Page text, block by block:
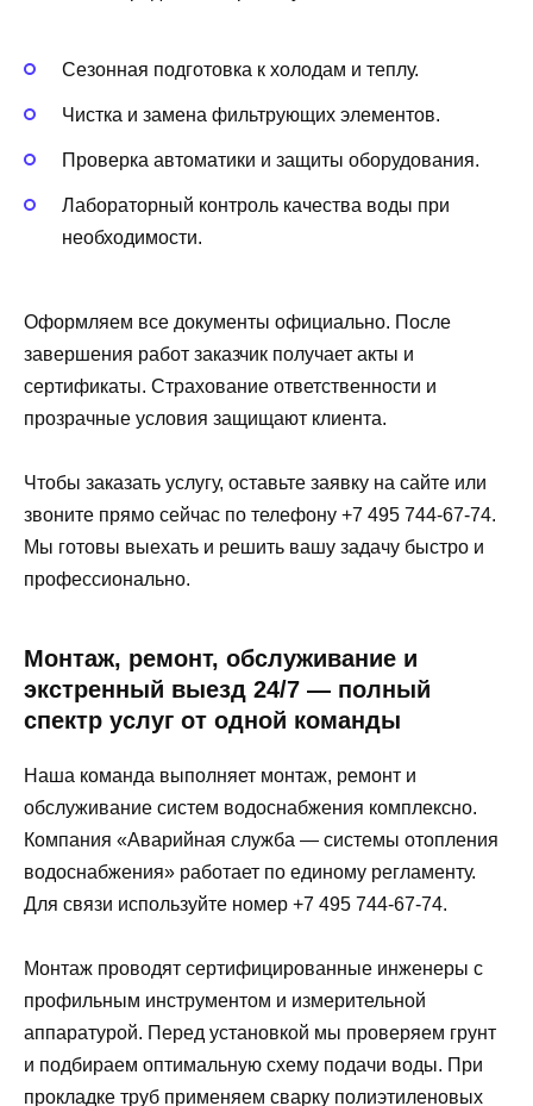
Сезонная подготовка к холодам и теплу.
Чистка и замена фильтрующих элементов.
Проверка автоматики и защиты оборудования.
Лабораторный контроль качества воды при
необходимости.
Оформляем все документы официально. После
завершения работ заказчик получает акты и
сертификаты. Страхование ответственности и
прозрачные условия защищают клиента.
Чтобы заказать услугу, оставьте заявку на сайте или
звоните прямо сейчас по телефону +7 495 744-67-74.
Мы готовы выехать и решить вашу задачу быстро и
профессионально.
Монтаж, ремонт, обслуживание и
экстренный выезд 24/7 — полный
спектр услуг от одной команды
Наша команда выполняет монтаж, ремонт и
обслуживание систем водоснабжения комплексно.
Компания «Аварийная служба — системы отопления
водоснабжения» работает по единому регламенту.
Для связи используйте номер +7 495 744-67-74.
Монтаж проводят сертифицированные инженеры с
профильным инструментом и измерительной
аппаратурой. Перед установкой мы проверяем грунт
и подбираем оптимальную схему подачи воды. При
прокладке труб применяем сварку полиэтиленовых